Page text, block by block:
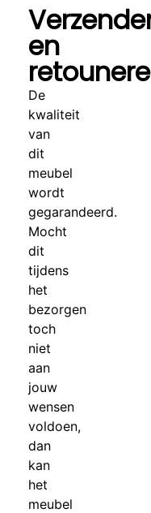
en
De
kwaliteit
van
dit
meubel
wordt
gegarandeerd.
Mocht
dit
tijdens
het
bezorgen
toch
niet
aan
jouw
wensen
voldoen,
dan
kan
het
meubel